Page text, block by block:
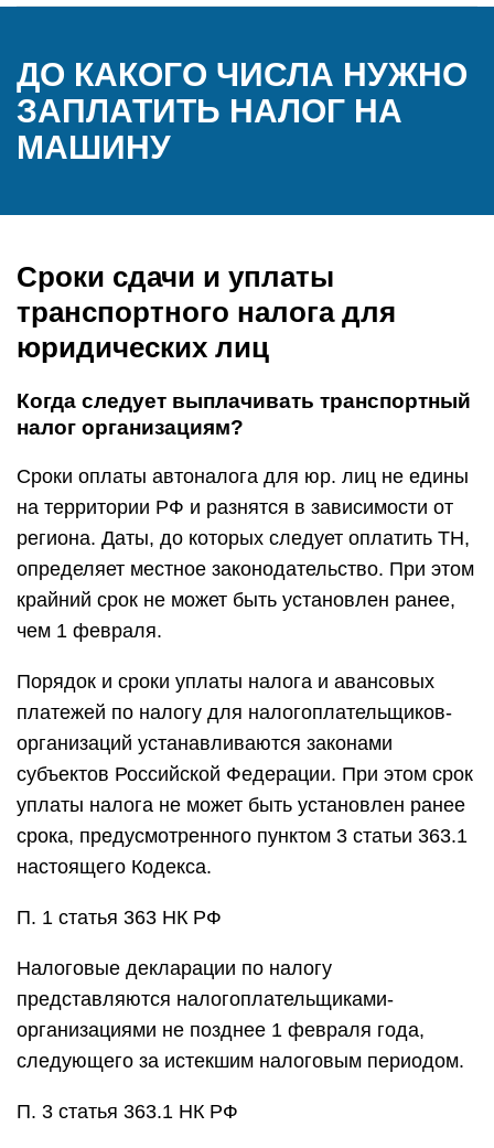
ДО КАКОГО ЧИСЛА НУЖНО
ЗАПЛАТИТЬ НАЛОГ НА
МАШИНУ
Сроки сдачи и уплаты
транспортного налога для
юридических лиц
Когда следует выплачивать транспортный
налог организациям?
Сроки оплаты автоналога для юр. лиц не едины
на территории РФ и разнятся в зависимости от
региона. Даты, до которых следует оплатить ТН,
определяет местное законодательство. При этом
крайний срок не может быть установлен ранее,
чем 1 февраля.
Порядок и сроки уплаты налога и авансовых
платежей по налогу для налогоплательщиков-
организаций устанавливаются законами
субъектов Российской Федерации. При этом срок
уплаты налога не может быть установлен ранее
срока, предусмотренного пунктом 3 статьи 363.1
настоящего Кодекса.
П. 1 статья 363 НК РФ
Налоговые декларации по налогу
представляются налогоплательщиками-
организациями не позднее 1 февраля года,
следующего за истекшим налоговым периодом.
П. 3 статья 363.1 НК РФ